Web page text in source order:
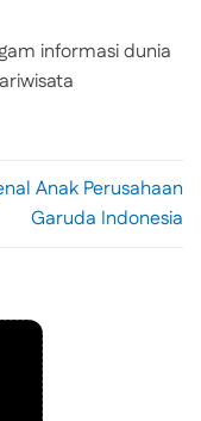
informasi dunia
Anak Perusahaan
Garuda Indonesia